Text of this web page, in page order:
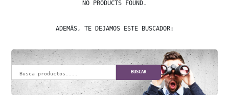
NO PRODUCTS FOUND.
ADEMÁS, TE DEJAMOS ESTE BUSCADOR:
BUSCAR